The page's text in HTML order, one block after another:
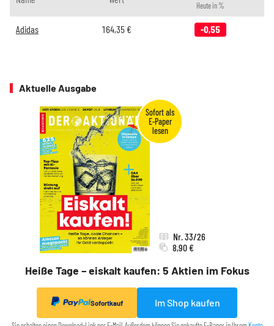
Heute in %
Adidas 164,35€ -0,55
Aktuelle Ausgabe
Heiße Tage – eiskalt kaufen: 5 Aktien im Fokus
Nr. 33/26
8,90 €
Sofortkauf Im Shop kaufen